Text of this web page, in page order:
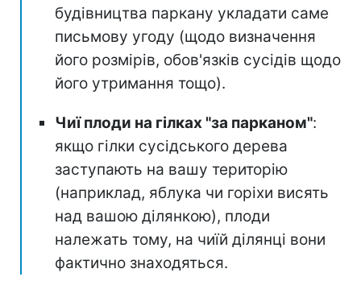
будівництва паркану укладати саме
письмову угоду (щодо визначення
його розмірів, обов'язків сусідів щодо
його утримання тощо).
Чиї плоди на гілках "за парканом":
якщо гілки сусідського дерева
заступають на вашу територію
(наприклад, яблука чи горіхи висять
над вашою ділянкою), плоди
належать тому, на чиїй ділянці вони
фактично знаходяться.